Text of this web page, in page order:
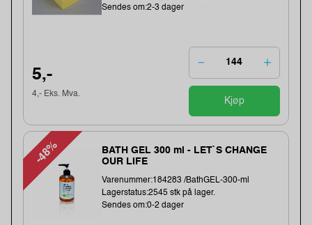
Sendes om:2-3 dager
5,-
4,- Eks. Mva.
Kjøp
-48%
BATH GEL 300 ml - LET`S CHANGE
OUR LIFE
Varenummer:184283 /BathGEL-300-ml
Lagerstatus:2545 stk på lager.
Sendes om:0-2 dager